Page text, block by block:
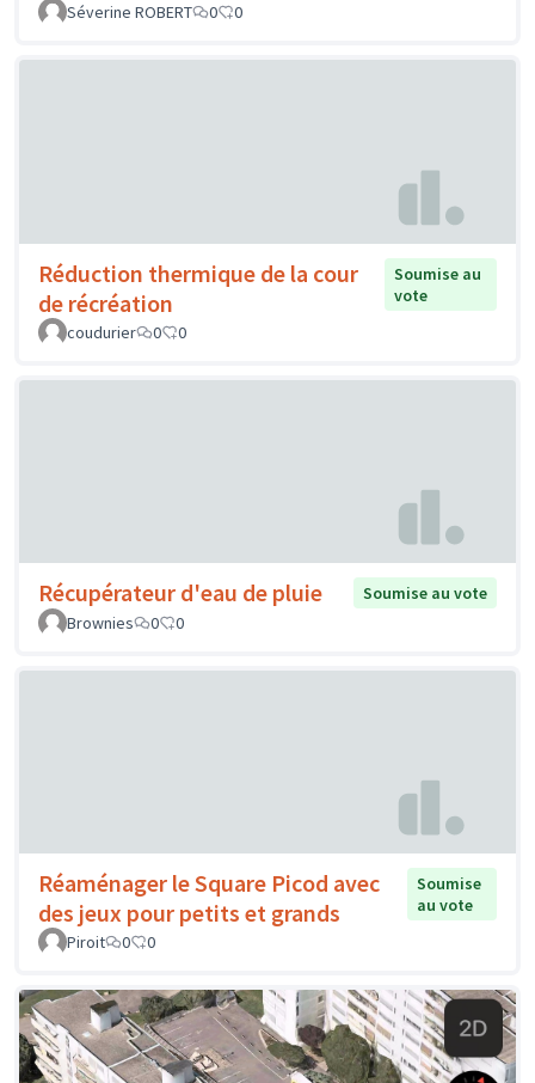
Séverine ROBERT
0 0
Réduction thermique de la cour
de récréation
Soumise au
vote
coudurier
0 0
Récupérateur d'eau de pluie
Soumise au vote
Brownies
0 0
Réaménager le Square Picod avec
des jeux pour petits et grands
Soumise
au vote
Piroit
0 0